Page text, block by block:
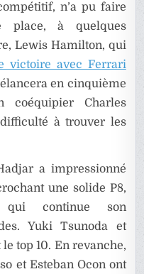
n’a pu faire
place, à quelques
Lewis Hamilton, qui
victoire avec Ferrari
en cinquième
coéquipier Charles
à trouver les
a impressionné
une solide P8,
continue son
Yuki Tsunoda et
top 10. En revanche,
et Esteban Ocon ont